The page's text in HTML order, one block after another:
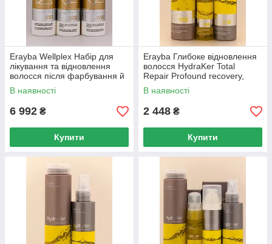
Erayba Wellplex Набір для
лікування та відновлення
волосся після фарбування й
освітлення
В наявності
6 992 ₴
Купити
Erayba Глибоке відновлення
волосся HydraKer Total
Repair Profound recovery,
Набір
В наявності
2 448 ₴
Купити